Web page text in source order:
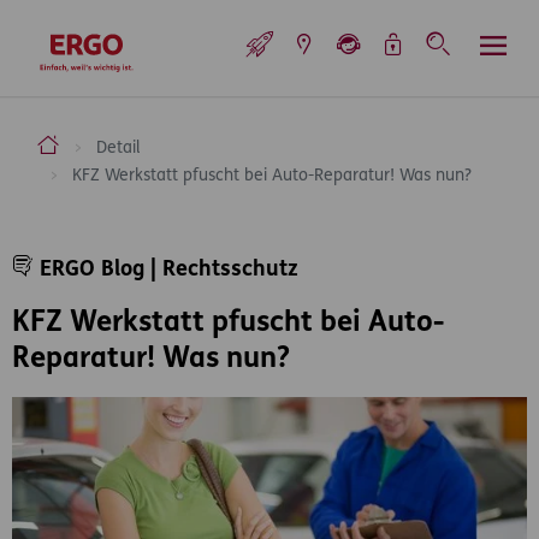
zur Startseite
ERGO Versicherung Aktiengesellschaft
Detail
KFZ Werkstatt pfuscht bei Auto-Reparatur! Was nun?
KFZ Werkstatt pfuscht bei Auto-
Reparatur! Was nun?
ERGO Blog | Rechtsschutz